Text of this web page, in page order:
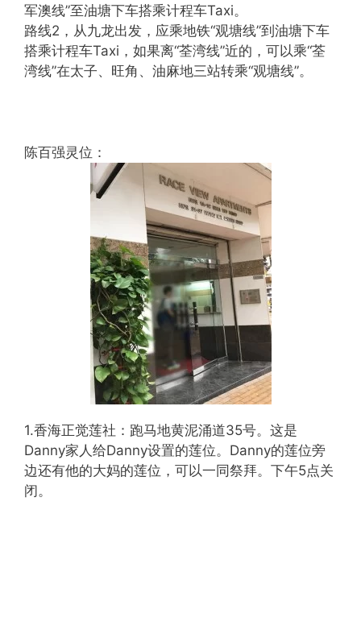
军澳线”至油塘下车搭乘计程车Taxi。
路线2，从九龙出发，应乘地铁“观塘线”到油塘下车
搭乘计程车Taxi，如果离“荃湾线”近的，可以乘“荃
湾线”在太子、旺角、油麻地三站转乘“观塘线”。
陈百强灵位：
1.香海正觉莲社：跑马地黄泥涌道35号。这是
Danny家人给Danny设置的莲位。Danny的莲位旁
边还有他的大妈的莲位，可以一同祭拜。下午5点关
闭。